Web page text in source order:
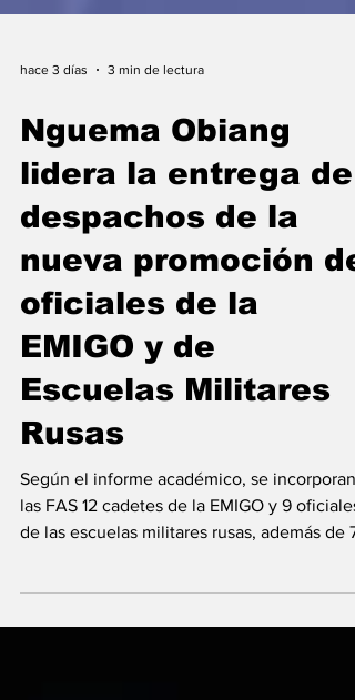
Nguema Obiang
lidera la entrega de
despachos de la
nueva promoción de
oficiales de la
EMIGO y de
Escuelas Militares
Rusas‎
Según el informe académico, se incorporan
las FAS 12 cadetes de la EMIGO y 9 oficiales
oficiales y suboficiales de 19 países